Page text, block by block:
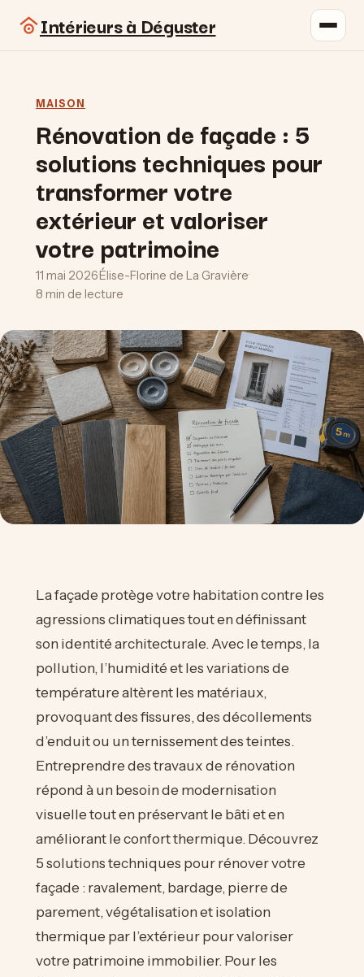
Intérieurs à Déguster
MAISON
Rénovation de façade : 5
solutions techniques pour
transformer votre
extérieur et valoriser
votre patrimoine
11 mai 2026·Élise-Florine de La Gravière·
8 min de lecture
La façade protège votre habitation contre les
agressions climatiques tout en définissant
son identité architecturale. Avec le temps, la
pollution, l’humidité et les variations de
température altèrent les matériaux,
provoquant des fissures, des décollements
d’enduit ou un ternissement des teintes.
Entreprendre des travaux de rénovation
répond à un besoin de modernisation
visuelle tout en préservant le bâti et en
améliorant le confort thermique. Découvrez
5 solutions techniques pour rénover votre
façade : ravalement, bardage, pierre de
parement, végétalisation et isolation
thermique par l’extérieur pour valoriser
votre patrimoine immobilier. Pour les